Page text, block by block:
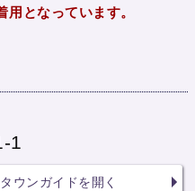
用となっています。
1
タウンガイドを開く